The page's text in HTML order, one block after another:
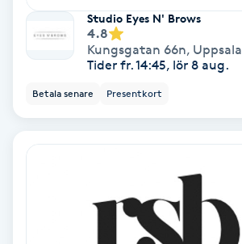
Liktornar
LPG-massage
Luggklippning
Studio Eyes N' Brows
4.8
Kungsgatan 66n, Uppsala
Tider fr. 14:45, lör 8 aug.
Betala senare Presentkort